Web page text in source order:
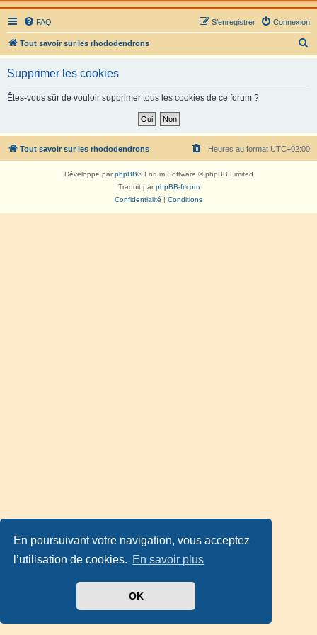
En poursuivant votre navigation, vous acceptez
l’utilisation de cookies. En savoir plus
OK
FAQ Connexion
S’enregistrer
Tout savoir sur les rhododendrons
h
Supprimer les cookies
Êtes-vous sûr de vouloir supprimer tous les cookies de ce forum ?
Tout savoir sur les rhododendrons Heures au format UTC+02:00
Développé parphpBB® Forum Software © phpBB Limited
Traduit parphpBB-fr.com
Confidentialité | Conditions